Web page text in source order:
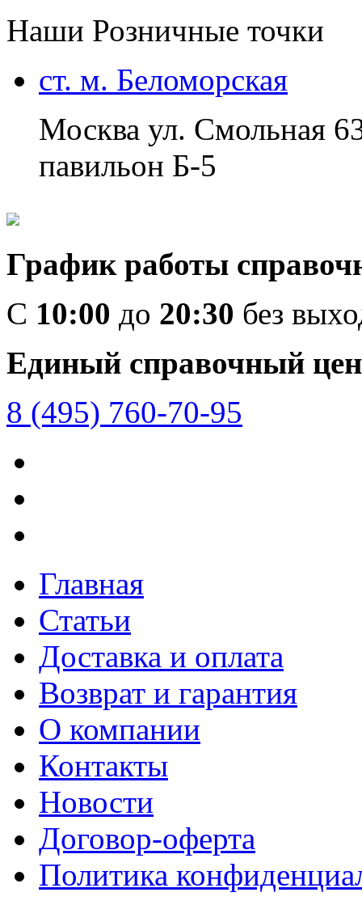
Наши Розничные точки
ст. м. Беломорская
Москва ул. Смольная
павильон Б-5
График работы
C 10:00 до 20:30 без
Единый справочный
8 (495) 760-70-95
Главная
Статьи
Доставка и оплата
Возврат и гарантия
О компании
Контакты
Новости
Договор-оферта
Политика